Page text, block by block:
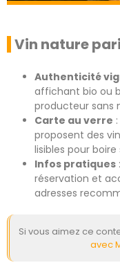
Vin nature
Authenticité
affichant bio ou
producteur sans
Carte au verre
proposent des
lisibles pour boire
Infos pratiques
réservation et
adresses
Si vous aimez ce
avec